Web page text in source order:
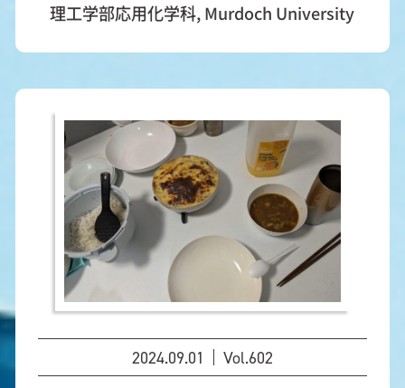
理工学部応用化学科, Murdoch University
2024.09.01 Vol.602